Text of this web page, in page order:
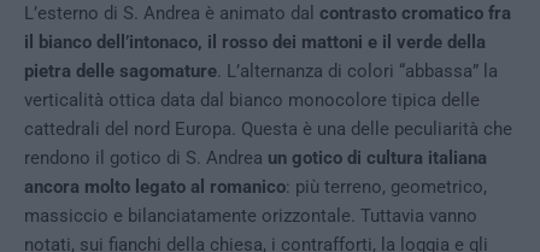
L’esterno di S. Andrea è animato dal contrasto cromatico fra
il bianco dell’intonaco, il rosso dei mattoni e il verde della
pietra delle sagomature . L’alternanza di colori “abbassa” la
verticalità ottica data dal bianco monocolore tipica delle
cattedrali del nord Europa. Questa è una delle peculiarità che
rendono il gotico di S. Andrea un gotico di cultura italiana
ancora molto legato al romanico: più terreno, geometrico,
massiccio e bilanciatamente orizzontale. Tuttavia vanno
notati, sui fianchi della chiesa, i contrafforti, la loggia e gli